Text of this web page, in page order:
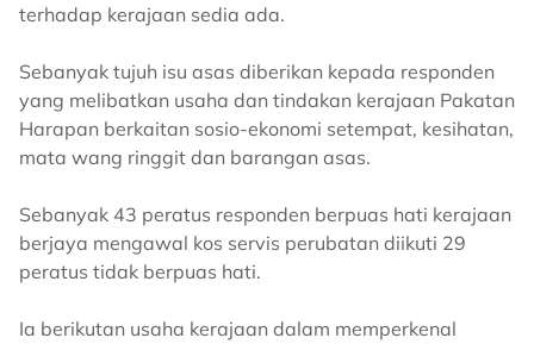
terhadap kerajaan sedia ada.
Sebanyak tujuh isu asas diberikan kepada responden
yang melibatkan usaha dan tindakan kerajaan Pakatan
Harapan berkaitan sosio-ekonomi setempat, kesihatan,
mata wang ringgit dan barangan asas.
Sebanyak 43 peratus responden berpuas hati kerajaan
berjaya mengawal kos servis perubatan diikuti 29
peratus tidak berpuas hati.
Ia berikutan usaha kerajaan dalam memperkenal